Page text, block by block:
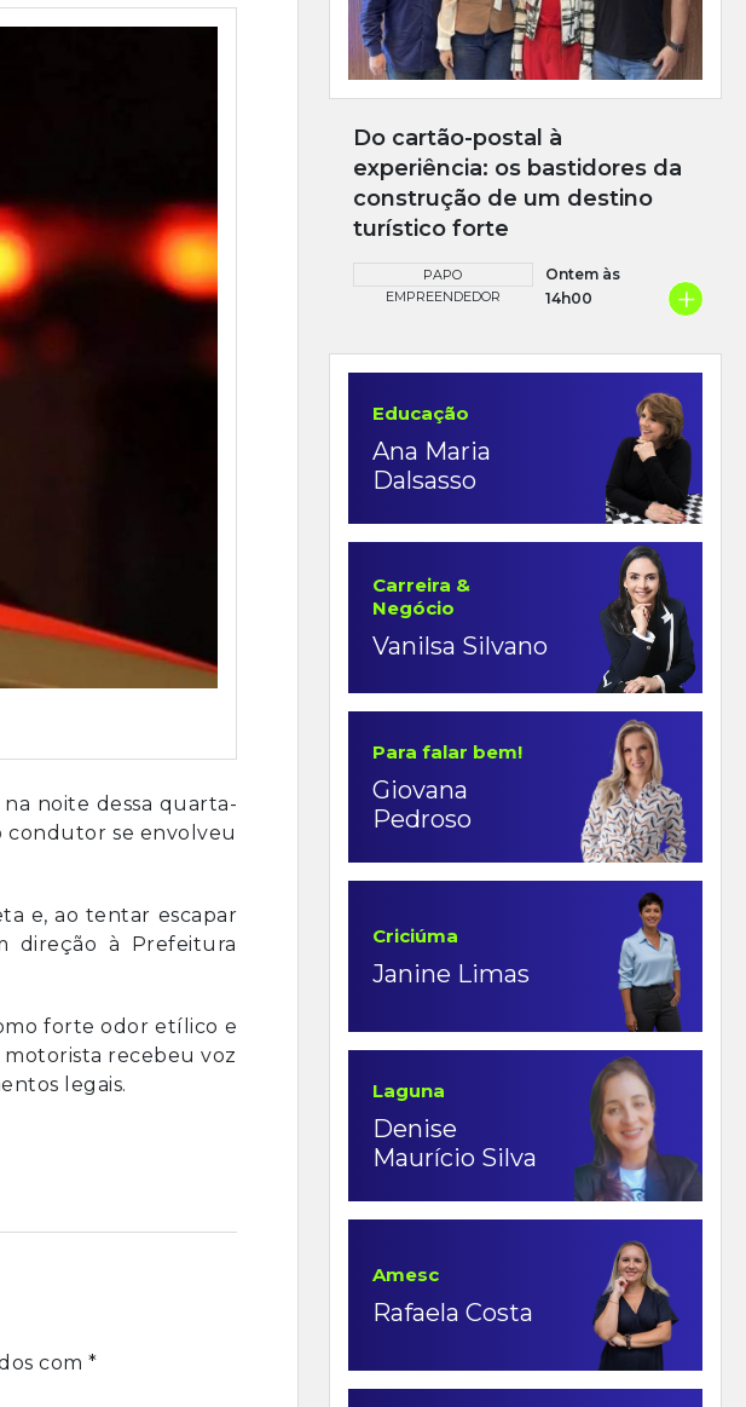
noite dessa quarta-
condutor se envolveu
e, ao tentar escapar
direção à Prefeitura
forte odor etílico e
recebeu voz
legais.
com *
Do cartão-postal à
experiência: os bastidores da
construção de um destino
turístico forte
PAPO
EMPREENDEDOR
Ontem às
14h00
+
Educação
Ana Maria
Dalsasso
Carreira &
Negócio
Vanilsa Silvano
Para falar bem!
Giovana
Pedroso
Criciúma
Janine Limas
Laguna
Denise
Maurício Silva
Amesc
Rafaela Costa